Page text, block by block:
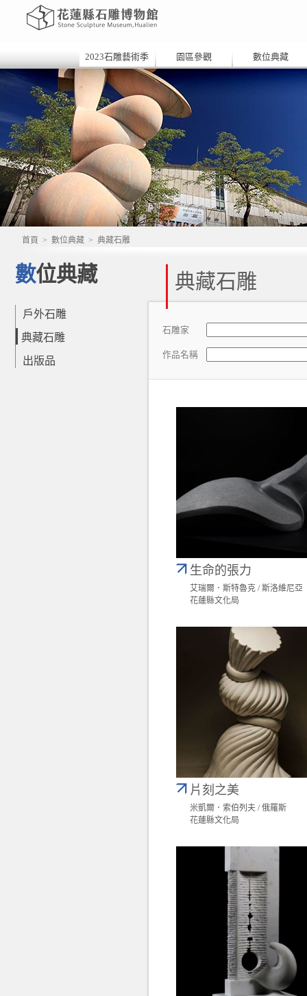
2023石雕藝術季 園區參觀 數位典藏
首頁 > 數位典藏 > 典藏石雕
數位典藏
戶外石雕
典藏石雕
出版品
典藏石雕
石雕家
作品名稱
生命的張力
艾瑞爾．斯特魯克 / 斯洛維尼亞
花蓮縣文化局
片刻之美
米凱爾．索伯列夫 / 俄羅斯
花蓮縣文化局